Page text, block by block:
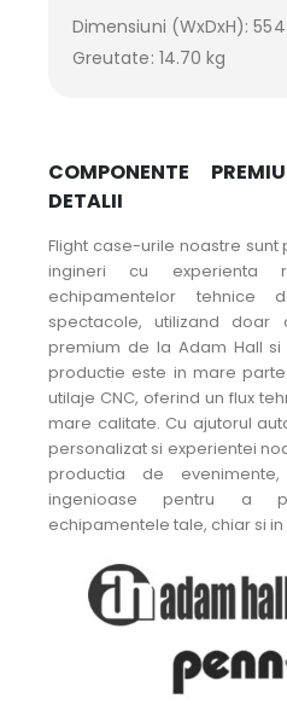
Dimensiuni (WxDxH):
Greutate: 14.70 kg
COMPONENTE
DETALII
Flight case-urile noastre
ingineri cu experienta
echipamentelor tehnice
spectacole, utilizand doar
premium de la Adam Hall si
productie este in mare
utilaje CNC, oferind un flux
mare calitate. Cu ajutorul
personalizat si experientei
productia de
ingenioase pentru a
echipamentele tale, chiar si